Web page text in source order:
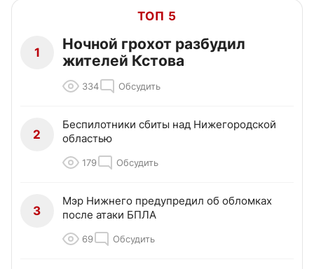
ТОП 5
1
Ночной грохот разбудил
жителей Кстова
334 Обсудить
2
Беспилотники сбиты над Нижегородской
областью
179 Обсудить
3
Мэр Нижнего предупредил об обломках
после атаки БПЛА
69 Обсудить